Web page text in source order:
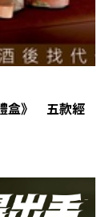
盒》 五款經